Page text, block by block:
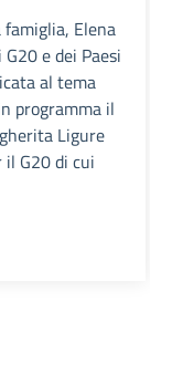
Elena
e dei Paesi
al tema
programma il
Ligure
G20 di cui